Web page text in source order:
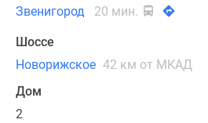
Звенигород
20 мин.
Шоссе
Новорижское 42 км от МКАД
Дом
2